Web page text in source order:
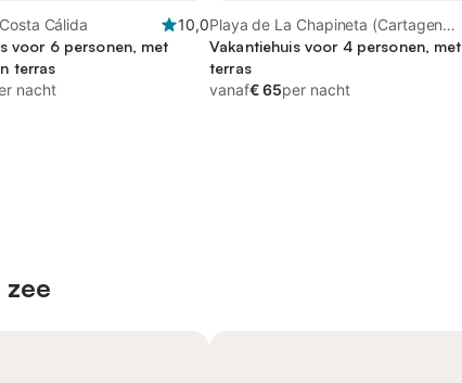
Cálida
10,0
voor 6 personen, met
terras
nacht
Playa de La Chapineta (Cartagena),
La Azohía
Vakantiehuis voor 4 personen, met
terras
vanaf€ 65per nacht